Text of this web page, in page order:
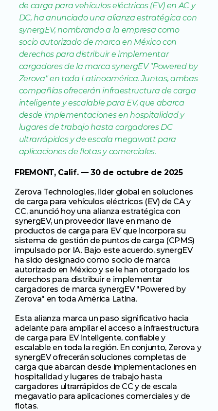
de carga para vehículos eléctricos (EV) en AC y
DC, ha anunciado una alianza estratégica con
synergEV, nombrando a la empresa como
socio autorizado de marca en México con
derechos para distribuir e implementar
cargadores de la marca synergEV "Powered by
Zerova" en toda Latinoamérica. Juntas, ambas
compañías ofrecerán infraestructura de carga
inteligente y escalable para EV, que abarca
desde implementaciones en hospitalidad y
lugares de trabajo hasta cargadores DC
ultrarrápidos y de escala megawatt para
aplicaciones de flotas y comerciales.
FREMONT, Calif. — 30 de octubre de 2025
Zerova Technologies, líder global en soluciones
de carga para vehículos eléctricos (EV) de CA y
CC, anunció hoy una alianza estratégica con
synergEV, un proveedor llave en mano de
productos de carga para EV que incorpora su
sistema de gestión de puntos de carga (CPMS)
impulsado por IA. Bajo este acuerdo, synergEV
ha sido designado como socio de marca
autorizado en México y se le han otorgado los
derechos para distribuir e implementar
cargadores de marca synergEV "Powered by
Zerova" en toda América Latina.
Esta alianza marca un paso significativo hacia
adelante para ampliar el acceso a infraestructura
de carga para EV inteligente, confiable y
escalable en toda la región. En conjunto, Zerova y
synergEV ofrecerán soluciones completas de
carga que abarcan desde implementaciones en
hospitalidad y lugares de trabajo hasta
cargadores ultrarrápidos de CC y de escala
megavatio para aplicaciones comerciales y de
flotas.